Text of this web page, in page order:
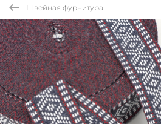
Швейная фурнитура